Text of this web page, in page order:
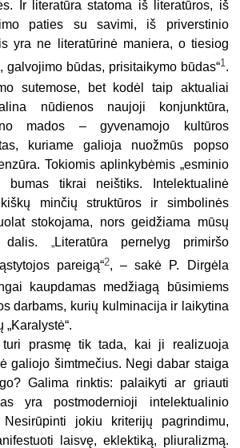
Ir literatūra statoma iš literatūros, iš
paties su savimi, iš priverstinio
yra ne literatūrinė maniera, o tiesiog
galvojimo būdas, prisitaikymo būdas“1.
sutemose, bet kodėl taip aktualiai
nūdienos naujoji konjunktūra,
mados – gyvenamojo kultūros
kuriame galioja nuožmūs popso
Tokiomis aplinkybėmis „esminio
bumas tikrai neištiks. Intelektualinė
minčių struktūros ir simbolinės
stokojama, nors geidžiama mūsų
dalis. „Literatūra pernelyg primiršo
pareigą“2, – sakė P. Dirgėla
kaupdamas medžiagą būsimiems
darbams, kurių kulminacija ir laikytina
turi prasmę tik tada, kai ji realizuoja
galiojo šimtmečius. Negi dabar staiga
Galima rinktis: palaikyti ar griauti
yra postmodernioji intelektualinio
jokiu kriterijų pagrindimu,
laisvę, eklektiką, pliuralizmą.